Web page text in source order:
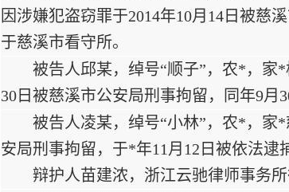
因涉嫌犯盗窃罪于2014年10月14日被慈
于慈溪市看守所。
被告人邱某，绰号“顺子”，农*，家
30日被慈溪市公安局刑事拘留，同年9月
被告人凌某，绰号“小林”，农*，家
安局刑事拘留，于*年11月12日被依法逮
辩护人苗建浓，浙江云驰律师事务所